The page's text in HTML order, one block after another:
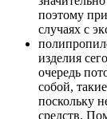
поэтому
случаях с
изделия
очередь
собой,
поскольку
средств.